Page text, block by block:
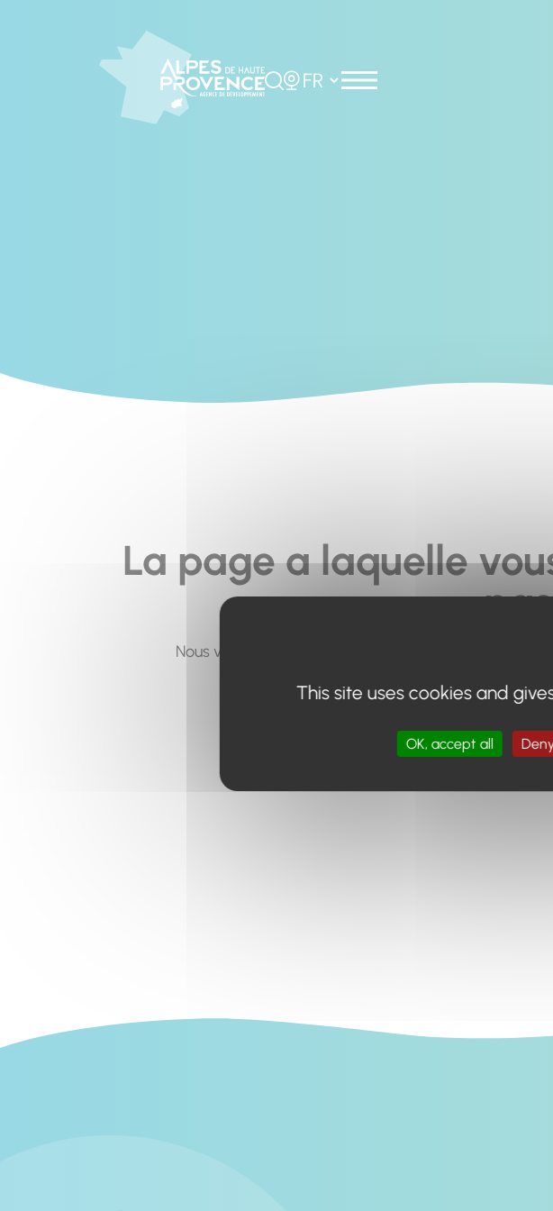
Rechercher
Choisir la langue
La page a laquelle
Nous vous invitons à utiliser le moteur de recherche
This site uses cookies and
OK, accept all